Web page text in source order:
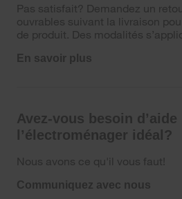
Pas satisfait? Demandez un
ouvrables suivant la livraison
de produit. Des modalités
En savoir plus
Avez-vous besoin
l’électroménager idéal?
Nous avons ce qu'il vous faut!
Communiquez avec nous